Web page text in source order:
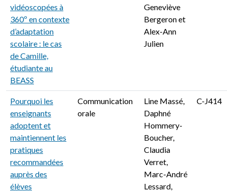
vidéoscopées à
360º en contexte
d’adaptation
scolaire : le cas
de Camille,
étudiante au
BEASS
Geneviève
Bergeron et
Alex-Ann
Julien
Pourquoi les
enseignants
adoptent et
maintiennent les
pratiques
recommandées
auprès des
élèves
Communication
orale
Line Massé,
Daphné
Hommery-
Boucher,
Claudia
Verret,
Marc-André
Lessard,
C-J414